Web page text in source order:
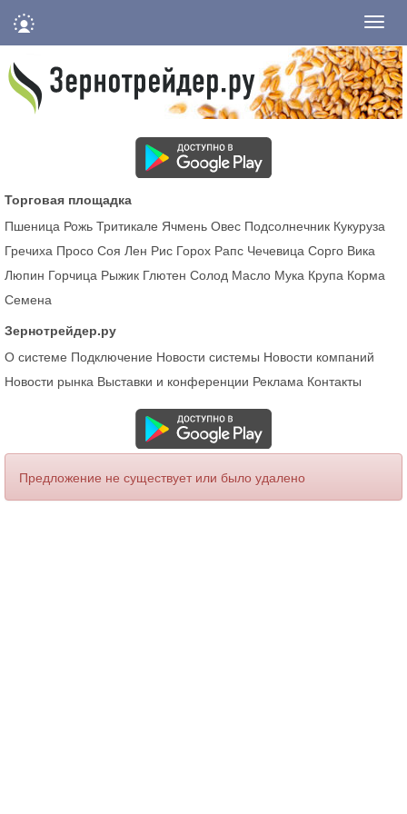
Торговая площадка
Пшеница Рожь Тритикале Ячмень Овес Подсолнечник Кукуруза
Гречиха Просо Соя Лен Рис Горох Рапс Чечевица Сорго Вика
Люпин Горчица Рыжик Глютен Солод Масло Мука Крупа Корма
Семена
Зернотрейдер.ру
О системе Подключение Новости системы Новости компаний
Новости рынка Выставки и конференции Реклама Контакты
Предложение не существует или было удалено